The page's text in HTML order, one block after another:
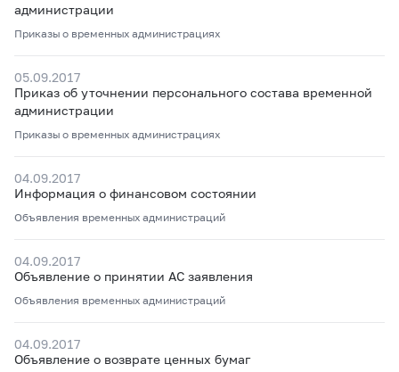
администрации
Приказы о временных администрациях
05.09.2017
Приказ об уточнении персонального состава временной
администрации
Приказы о временных администрациях
04.09.2017
Информация о финансовом состоянии
Объявления временных администраций
04.09.2017
Объявление о принятии АС заявления
Объявления временных администраций
04.09.2017
Объявление о возврате ценных бумаг